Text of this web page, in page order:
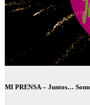
MI PRENSA – Juntos…